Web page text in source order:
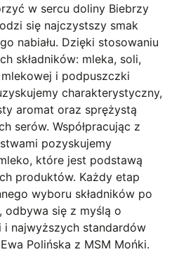
w sercu doliny Biebrzy
się najczystszy smak
nabiału. Dzięki stosowaniu
składników: mleka, soli,
i podpuszczki
charakterystyczny,
aromat oraz sprężystą
serów. Współpracując z
pozyskujemy
które jest podstawą
produktów. Każdy etap
wyboru składników po
odbywa się z myślą o
i najwyższych standardów
Polińska z MSM Mońki.